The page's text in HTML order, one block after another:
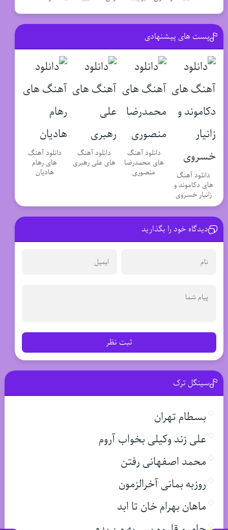
پست های پیشنهادی
دانلود آهنگ
های دکاموند و
زانیار خسروی
دانلود آهنگ
های محمدرضا
منصوری
دانلود آهنگ
های علی رهبری
دانلود آهنگ
های رهام
هادیان
دیدگاه خود را بگذارید
ثبت نظر
سینگل ترک
بسطام تهران
علی زند وکیلی بخواب آروم
محمد اصفهانی رفتن
روزبه بمانی آخرالزمون
ماهان بهرام خان تا ابد